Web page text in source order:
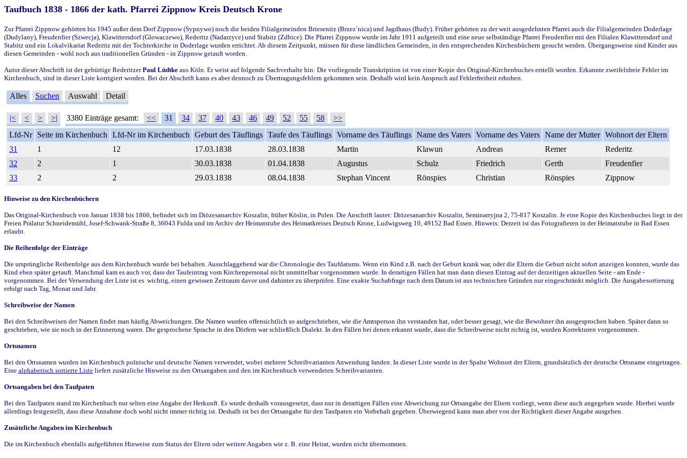
Taufbuch 1838 - 1866 der kath. Pfarrei Zippnow Kreis Deutsch Krone
Zur Pfarrei Zippnow gehörten bis 1945 außer dem Dorf Zippnow (Sypnywo) noch die beiden Filialgemeinden Briesenitz (Brzez`nica) und Jagdhaus (Budy). Früher gehörten zu der weit ausgedehnten Pfarrei auch die Filialgemeinden Doderlage
(Dudylany), Freudenfier (Szwecja), Klawittersdorf (Glowaczewo), Rederitz (Nadarzyce) und Stabitz (Zdbice). Die Pfarrei Zippnow wurde im Jahr 1911 aufgeteilt und eine neue selbständige Pfarrei Freudenfier mit den Filialen Klawittersdorf und
Stabitz und ein Lokalvikariat Rederitz mit der Tochterkirche in Doderlage wurden errichtet. Ab diesem Zeitpunkt, müssen für diese ländlichen Gemeinden, in den entsprechenden Kirchenbüchern gesucht werden. Übergangsweise sind Kinder aus
diesen Gemeinden - wohl noch aus traditionellen Gründen - in Zippnow getauft worden.
Autor dieser Abschrift ist der gebürtige RederitzerPaul Lüdtke aus Köln. Er weist auf folgende Sachverhalte hin: Die vorliegende Transkription ist von einer Kopie des Original-Kirchenbuches erstellt worden. Erkannte zweifelsfreie Fehler im
Kirchenbuch, sind in dieser Liste korrigiert worden. Bei der Abschrift kann es aber dennoch zu Übertragungsfehlern gekommen sein. Deshalb wird kein Anspruch auf Fehlerfreiheit erhoben.
Alles Suchen Auswahl Detail
|< < > >| 3380 Einträge gesamt: << 31 34 37 40 43 46 49 52 55 58
>>
Lfd-Nr
Seite im Kirchenbuch Lfd-Nr im Kirchenbuch Geburt des Täuflings Taufe des Täuflings Vorname des Täuflings Name des Vaters Vorname des Vaters Name der Mutter Wohnort der Eltern
31
1 12 17.03.1838 28.03.1838 Martin Klawun Andreas Remer
Rederitz
32
2 1 30.03.1838 01.04.1838 Augustus Schulz Friedrich Gerth
Freudenfier
33
2 2 29.03.1838 08.04.1838 Stephan Vincent Rönspies Christian Rönspies Zippnow
Hinweise zu den Kirchenbüchern
Das Original-Kirchenbuch von Januar 1838 bis 1866, befindet sich im Diözesanarchiv Koszalin, früher Köslin, in Polen. Die Anschrift lautet: Diözesanarchiv Koszalin, Seminarryjna 2, 75-817 Koszalin. Je eine Kopie des Kirchenbuches liegt in der
Freien Prälatur Schneidemühl, Josef-Schwank-Straße 8, 36043 Fulda und im Archiv der Heimatstube des Heimatkreises Deutsch Krone, Ludwigsweg 10, 49152 Bad Essen. Hinweis: Derzeit ist das Fotografieren in der Heimatstube in Bad Essen
erlaubt.
Die Reihenfolge der Einträge
Die ursprüngliche Reihenfolge aus dem Kirchenbuch wurde bei behalten. Ausschlaggebend war die Chronologie des Taufdatums. Wenn ein Kind z.B. nach der Geburt krank war, oder die Eltern die Geburt nicht sofort anzeigen konnten, wurde das
Kind eben später getauft. Manchmal kam es auch vor, dass der Taufeintrag vom Kirchenpersonal nicht unmittelbar vorgenommen wurde. In derartigen Fällen hat man dann diesen Eintrag auf der derzeitigen aktuellen Seite - am Ende -
vorgenommen. Bei der Verwendung der Liste ist es wichtig, einen gewissen Zeitraum davor und dahinter zu überprüfen. Eine exakte Suchabfrage nach dem Datum ist aus technischen Gründen nur eingeschränkt möglich. Die Ausgabesortierung
erfolgt nach Tag, Monat und Jahr.
Schreibweise der Namen
Bei den Schreibweisen der Namen findet man häufig Abweichungen. Die Namen wurden offensichtlich so aufgeschrieben, wie die Amtsperson ihn verstanden hat, oder besser gesagt, wie die Bewohner ihn ausgesprochen haben. Später dann so
geschrieben, wie sie noch in der Erinnerung waren. Die gesprochene Sprache in den Dörfern war schließlich Dialekt. In den Fällen bei denen erkannt wurde, dass die Schreibweise nicht richtig ist, wurden Korrekturen vorgenommen.
Ortsnamen
Bei den Ortsnamen wurden im Kirchenbuch polnische und deutsche Namen verwendet, wobei mehrere Schreibvarianten Anwendung fanden. In dieser Liste wurde in der Spalte Wohnort der Eltern, grundsätzlich der deutsche Ortsname eingetragen.
Eine alphabetisch sortierte Liste liefert zusätzliche Hinweise zu den Ortsangaben und den im Kirchenbuch verwendeten Schreibvarianten.
Ortsangaben bei den Taufpaten
Bei den Taufpaten stand im Kirchenbuch nur selten eine Angabe der Herkunft. Es wurde deshalb vorausgesetzt, dass nur in derartigen Fällen eine Abweichung zur Ortsangabe der Eltern vorliegt, wenn diese auch angegeben wurde. Hierbei wurde
allerdings festgestellt, dass diese Annahme doch wohl nicht immer richtig ist. Deshalb ist bei der Ortsangabe für den Taufpaten ein Vorbehalt gegeben. Überwiegend kann man aber von der Richtigkeit dieser Angabe ausgehen.
Zusätzliche Angaben im Kirchenbuch
Die im Kirchenbuch ebenfalls aufgeführten Hinweise zum Status der Eltern oder weitere Angaben wie z. B. eine Heirat, wurden nicht übernommen.